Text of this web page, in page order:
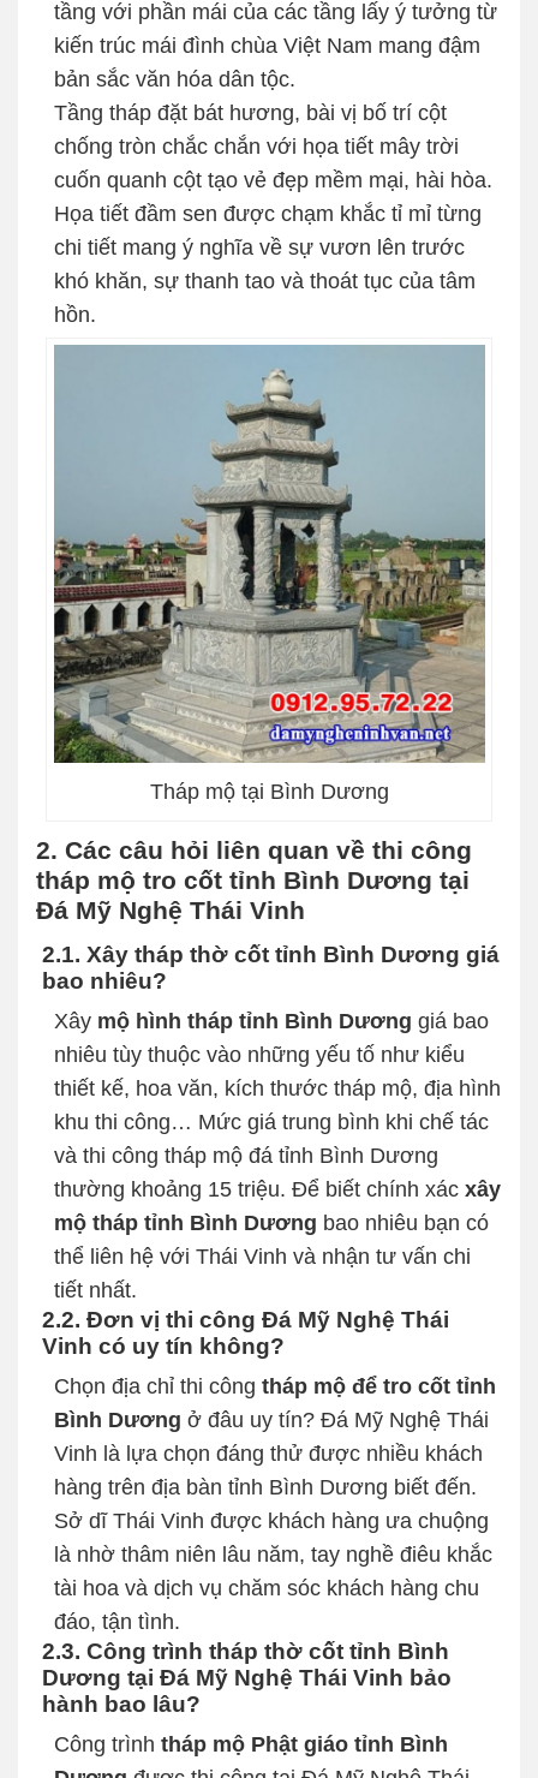
tầng với phần mái của các tầng lấy ý tưởng từ
kiến trúc mái đình chùa Việt Nam mang đậm
bản sắc văn hóa dân tộc.
Tầng tháp đặt bát hương, bài vị bố trí cột
chống tròn chắc chắn với họa tiết mây trời
cuốn quanh cột tạo vẻ đẹp mềm mại, hài hòa.
Họa tiết đầm sen được chạm khắc tỉ mỉ từng
chi tiết mang ý nghĩa về sự vươn lên trước
khó khăn, sự thanh tao và thoát tục của tâm
hồn.
Tháp mộ tại Bình Dương
2. Các câu hỏi liên quan về thi công
tháp mộ tro cốt tỉnh Bình Dương tại
Đá Mỹ Nghệ Thái Vinh
2.1. Xây tháp thờ cốt tỉnh Bình Dương giá
bao nhiêu?
Xây mộ hình tháp tỉnh Bình Dương giá bao
nhiêu tùy thuộc vào những yếu tố như kiểu
thiết kế, hoa văn, kích thước tháp mộ, địa hình
khu thi công… Mức giá trung bình khi chế tác
và thi công tháp mộ đá tỉnh Bình Dương
thường khoảng 15 triệu. Để biết chính xác xây
mộ tháp tỉnh Bình Dương bao nhiêu bạn có
thể liên hệ với Thái Vinh và nhận tư vấn chi
tiết nhất.
2.2. Đơn vị thi công Đá Mỹ Nghệ Thái
Vinh có uy tín không?
Chọn địa chỉ thi công tháp mộ để tro cốt tỉnh
Bình Dương ở đâu uy tín? Đá Mỹ Nghệ Thái
Vinh là lựa chọn đáng thử được nhiều khách
hàng trên địa bàn tỉnh Bình Dương biết đến.
Sở dĩ Thái Vinh được khách hàng ưa chuộng
là nhờ thâm niên lâu năm, tay nghề điêu khắc
tài hoa và dịch vụ chăm sóc khách hàng chu
đáo, tận tình.
2.3. Công trình tháp thờ cốt tỉnh Bình
Dương tại Đá Mỹ Nghệ Thái Vinh bảo
hành bao lâu?
Công trình tháp mộ Phật giáo tỉnh Bình